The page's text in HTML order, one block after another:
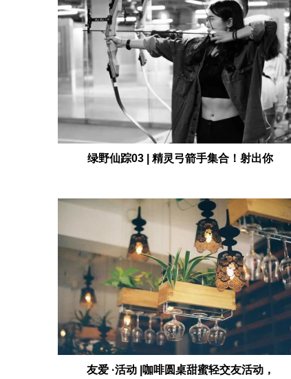
绿野仙踪03 | 精灵弓箭手集合！射出你
友爱 ·活动 |咖啡圆桌甜蜜轻交友活动，